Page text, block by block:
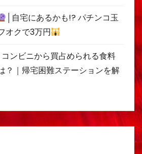
│自宅にあるかも!? パチンコ玉
オクで3万円
ンビニから買占められる食料
？｜帰宅困難ステーションを解